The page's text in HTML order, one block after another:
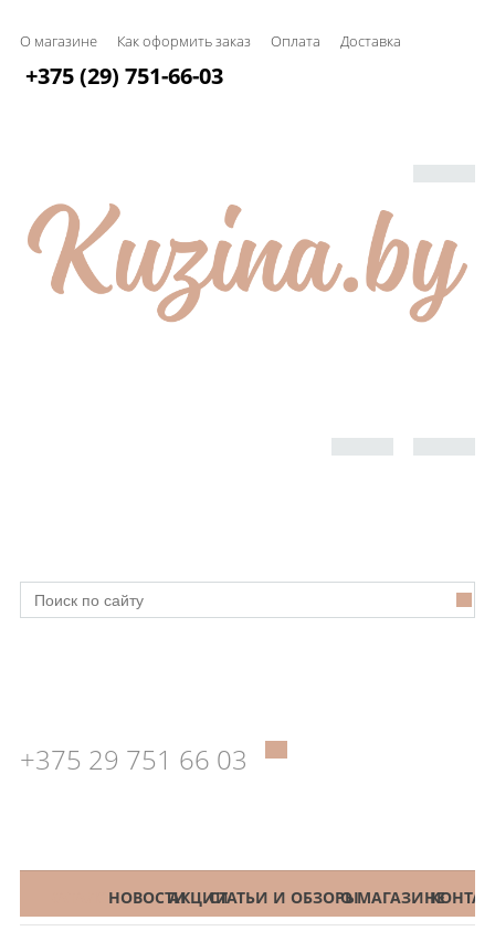
О магазине Как оформить заказ Оплата Доставка
+375 (29) 751-66-03
+375 29 751 66 03
КАТАЛОГНОВОСТИАКЦИИСТАТЬИ И ОБЗОРЫО МАГАЗИНЕ